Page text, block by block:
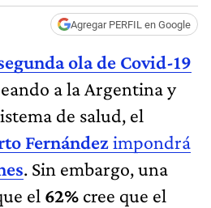
Agregar PERFIL en Google
ola de Covid-19
a la Argentina y
de salud, el
Fernándezimpondrá
. Sin embargo, una
el 62% cree que el